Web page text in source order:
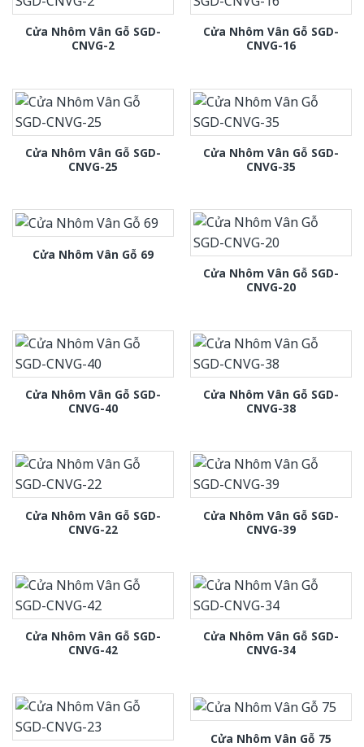
Cửa Nhôm Vân Gỗ SGD-
CNVG-2
Cửa Nhôm Vân Gỗ SGD-
CNVG-16
Cửa Nhôm Vân Gỗ SGD-
CNVG-25
Cửa Nhôm Vân Gỗ SGD-
CNVG-35
Cửa Nhôm Vân Gỗ 69
Cửa Nhôm Vân Gỗ SGD-
CNVG-20
Cửa Nhôm Vân Gỗ SGD-
CNVG-40
Cửa Nhôm Vân Gỗ SGD-
CNVG-38
Cửa Nhôm Vân Gỗ SGD-
CNVG-22
Cửa Nhôm Vân Gỗ SGD-
CNVG-39
Cửa Nhôm Vân Gỗ SGD-
CNVG-42
Cửa Nhôm Vân Gỗ SGD-
CNVG-34
Cửa Nhôm Vân Gỗ 75